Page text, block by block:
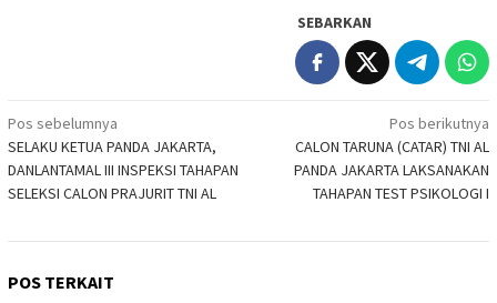
SEBARKAN
Navigasi
pos
Pos sebelumnya
SELAKU KETUA PANDA JAKARTA,
DANLANTAMAL III INSPEKSI TAHAPAN
SELEKSI CALON PRAJURIT TNI AL
Pos berikutnya
CALON TARUNA (CATAR) TNI AL
PANDA JAKARTA LAKSANAKAN
TAHAPAN TEST PSIKOLOGI I
POS TERKAIT